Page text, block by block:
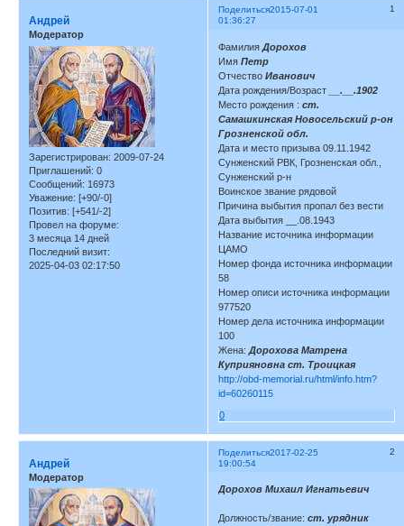
Поделиться 1
2015-07-01
01:36:27
Андрей
Модератор
Зарегистрирован: 2009-07-24
Приглашений: 0
Сообщений: 16973
Уважение: [+90/-0]
Позитив: [+541/-2]
Провел на форуме:
3 месяца 14 дней
Последний визит:
2025-04-03 02:17:50
ФамилияДорохов
ИмяПетр
Отчество Иванович
Дата рождения/Возраст
__.__.1902
Место рождения : ст.
Самашкинская Новосельский р-он
Грозненской обл.
Дата и место призыва 09.11.1942
Сунженский РВК, Грозненская обл.,
Сунженский р-н
Воинское звание рядовой
Причина выбытия пропал без вести
Дата выбытия __.08.1943
Название источника информации
ЦАМО
Номер фонда источника информации
58
Номер описи источника информации
977520
Номер дела источника информации
100
Жена: Дорохова Матрена
Куприяновна ст. Троицкая
http://obd-memorial.ru/html/info.htm?
id=60260115
0
Поделиться 2
2017-02-25
19:00:54
Андрей
Модератор
Дорохов Михаил Игнатьевич
Должность/звание: ст. урядник